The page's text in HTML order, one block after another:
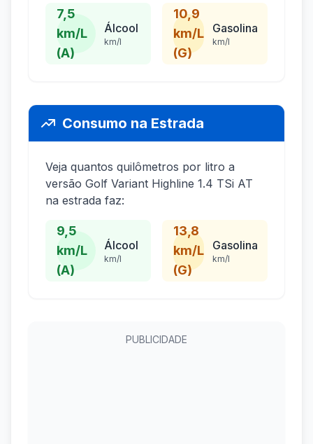
7,5
km/L
(A)
Álcool
km/l
10,9
km/L
(G)
Gasolina
km/l
Consumo na Estrada
Veja quantos quilômetros por litro a
versão Golf Variant Highline 1.4 TSi AT
na estrada faz:
9,5
km/L
(A)
Álcool
km/l
13,8
km/L
(G)
Gasolina
km/l
PUBLICIDADE